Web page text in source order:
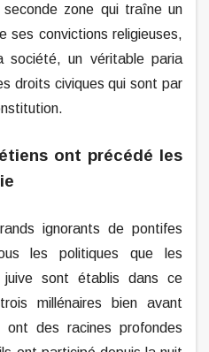
zone qui traîne un
ses convictions religieuses,
société, un véritable paria
droits civiques qui sont par
ont précédé les
ignorants de pontifes
les politiques que les
juive sont établis dans ce
millénaires bien avant
ont des racines profondes